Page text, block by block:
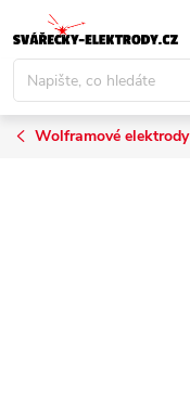
na
obsah
Wolframové elektrody